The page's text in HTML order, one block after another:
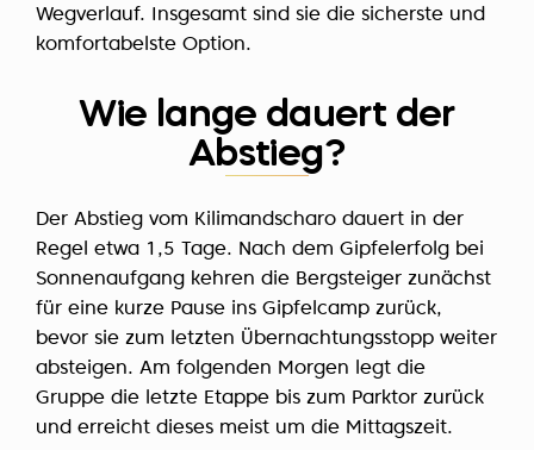
Wegverlauf. Insgesamt sind sie die sicherste und
komfortabelste Option.
Wie lange dauert der
Abstieg?
Der Abstieg vom Kilimandscharo dauert in der
Regel etwa 1,5 Tage. Nach dem Gipfelerfolg bei
Sonnenaufgang kehren die Bergsteiger zunächst
für eine kurze Pause ins Gipfelcamp zurück,
bevor sie zum letzten Übernachtungsstopp weiter
absteigen. Am folgenden Morgen legt die
Gruppe die letzte Etappe bis zum Parktor zurück
und erreicht dieses meist um die Mittagszeit.